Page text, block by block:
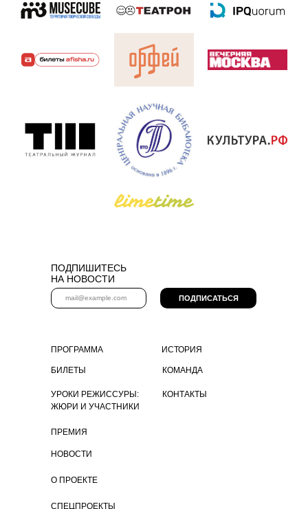
БИЛЕТЫ
УРОКИ РЕЖИССУРЫ:
ЖЮРИ И УЧАСТНИКИ
ПРЕМИЯ
НОВОСТИ
О ПРОЕКТЕ
СПЕЦПРОЕКТЫ
ИСТОРИЯ
ПРОГРАММА
КОМАНДА
КОНТАКТЫ
ПОДПИШИТЕСЬ
НА НОВОСТИ
ПОДПИСАТЬСЯ